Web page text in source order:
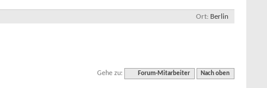
Ort Berlin
Gehe zu: Forum-Mitarbeiter Nach oben